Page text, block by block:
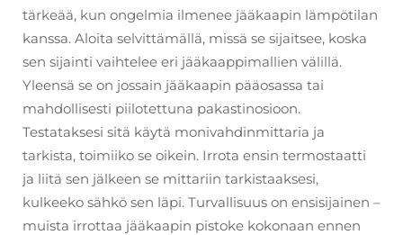
tärkeää, kun ongelmia ilmenee jääkaapin lämpötilan
kanssa. Aloita selvittämällä, missä se sijaitsee, koska
sen sijainti vaihtelee eri jääkaappimallien välillä.
Yleensä se on jossain jääkaapin pääosassa tai
mahdollisesti piilotettuna pakastinosioon.
Testataksesi sitä käytä monivahdinmittaria ja
tarkista, toimiiko se oikein. Irrota ensin termostaatti
ja liitä sen jälkeen se mittariin tarkistaaksesi,
kulkeeko sähkö sen läpi. Turvallisuus on ensisijainen –
muista irrottaa jääkaapin pistoke kokonaan ennen